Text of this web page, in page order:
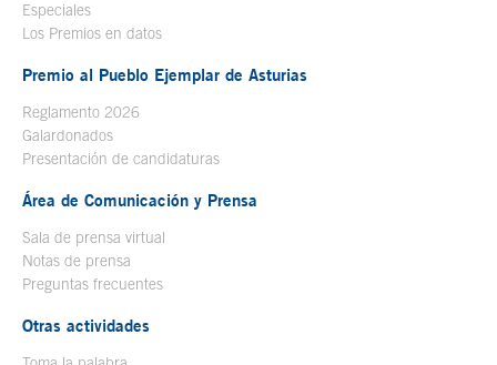
Especiales
Los Premios en datos
Premio al Pueblo Ejemplar de Asturias
Reglamento 2026
Galardonados
Presentación de candidaturas
Área de Comunicación y Prensa
Sala de prensa virtual
Notas de prensa
Preguntas frecuentes
Otras actividades